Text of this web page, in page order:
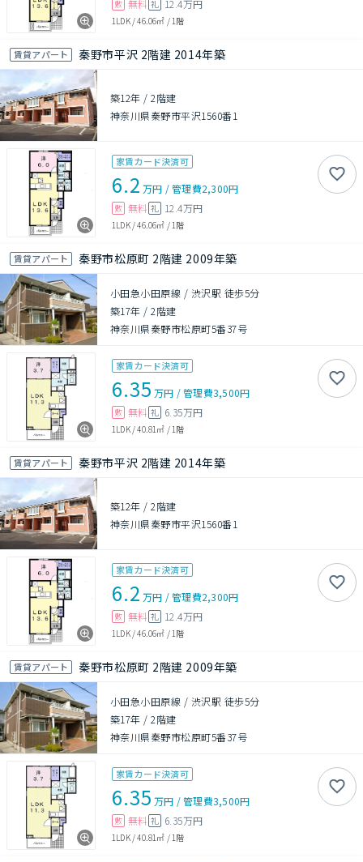
敷 無料 礼 12.4万円
1LDK/46.06㎡ /1階
賃貸アパート 秦野市平沢 2階建 2014年築
築12年 /2階建
神奈川県秦野市平沢1560番1
家賃カード決済可
6.2 万円 /管理費2,300円
敷 無料 礼 12.4万円
1LDK/46.06㎡ /1階
賃貸アパート 秦野市松原町 2階建 2009年築
小田急小田原線 / 渋沢駅 徒歩5分
築17年 /2階建
神奈川県秦野市松原町5番37号
家賃カード決済可
6.35 万円 /管理費3,500円
敷 無料 礼 6.35万円
1LDK/40.81㎡ /1階
賃貸アパート 秦野市平沢 2階建 2014年築
築12年 /2階建
神奈川県秦野市平沢1560番1
家賃カード決済可
6.2 万円 /管理費2,300円
敷 無料 礼 12.4万円
1LDK/46.06㎡ /1階
賃貸アパート 秦野市松原町 2階建 2009年築
小田急小田原線 / 渋沢駅 徒歩5分
築17年 /2階建
神奈川県秦野市松原町5番37号
家賃カード決済可
6.35 万円 /管理費3,500円
敷 無料 礼 6.35万円
1LDK/40.81㎡ /1階